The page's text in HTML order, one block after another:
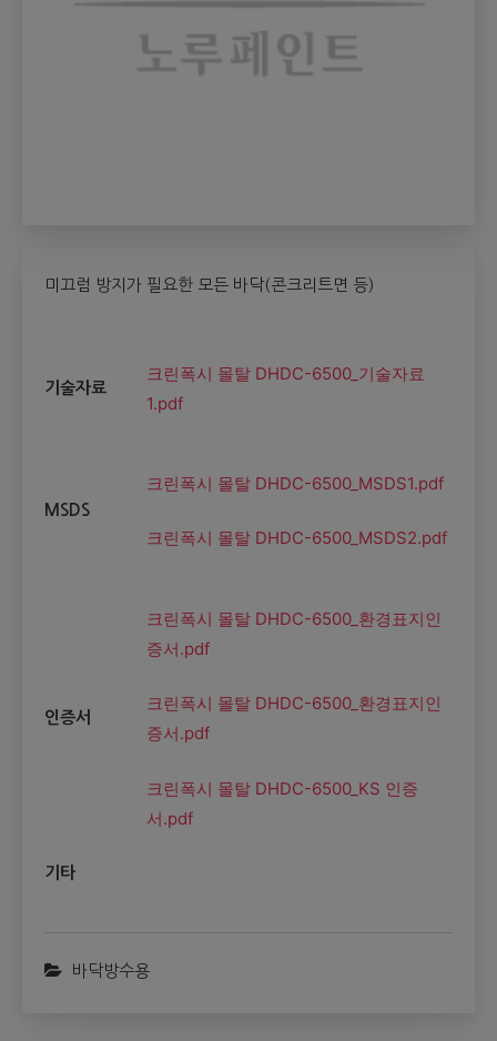
미끄럼 방지가 필요한 모든 바닥(콘크리트면 등)
기술자료
크린폭시 몰탈 DHDC-6500_기술자료
1.pdf
MSDS
크린폭시 몰탈 DHDC-6500_MSDS1.pdf
크린폭시 몰탈 DHDC-6500_MSDS2.pdf
인증서
크린폭시 몰탈 DHDC-6500_환경표지인
증서.pdf
크린폭시 몰탈 DHDC-6500_환경표지인
증서.pdf
크린폭시 몰탈 DHDC-6500_KS 인증
서.pdf
기타
바닥방수용